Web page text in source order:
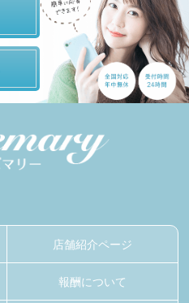
店舗紹介ページ
報酬について